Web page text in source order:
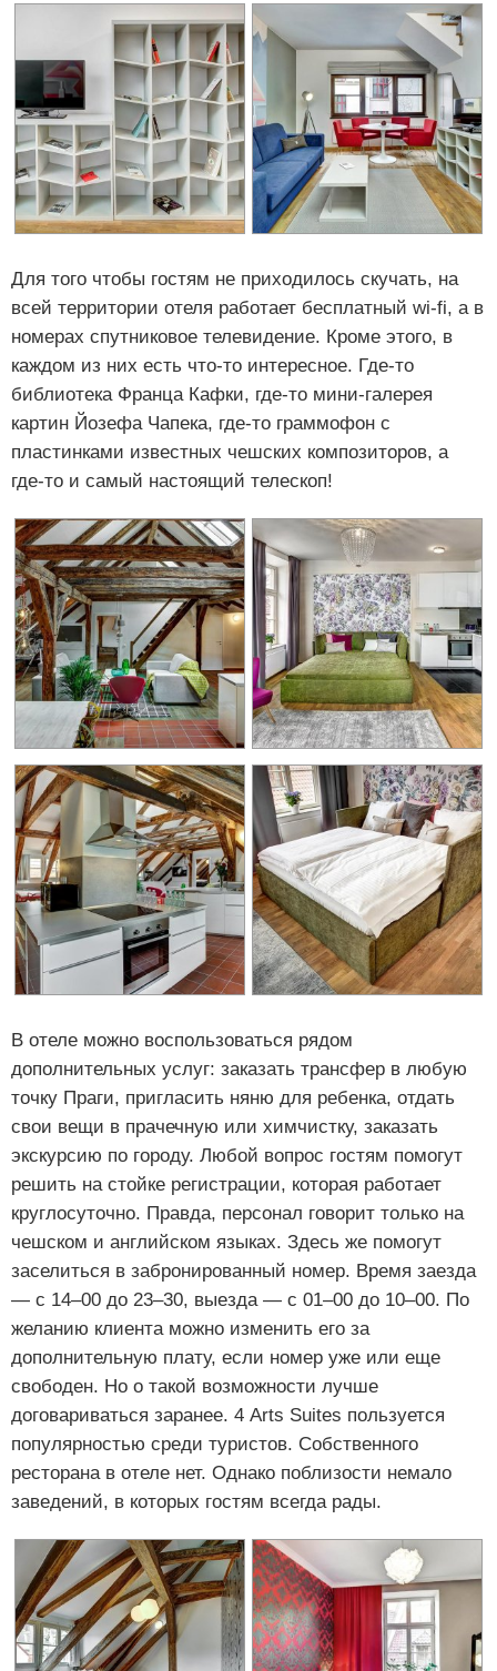
Для того чтобы гостям не приходилось скучать, на
всей территории отеля работает бесплатный wi-fi, а в
номерах спутниковое телевидение. Кроме этого, в
каждом из них есть что-то интересное. Где-то
библиотека Франца Кафки, где-то мини-галерея
картин Йозефа Чапека, где-то граммофон с
пластинками известных чешских композиторов, а
где-то и самый настоящий телескоп!
В отеле можно воспользоваться рядом
дополнительных услуг: заказать трансфер в любую
точку Праги, пригласить няню для ребенка, отдать
свои вещи в прачечную или химчистку, заказать
экскурсию по городу. Любой вопрос гостям помогут
решить на стойке регистрации, которая работает
круглосуточно. Правда, персонал говорит только на
чешском и английском языках. Здесь же помогут
заселиться в забронированный номер. Время заезда
— с 14–00 до 23–30, выезда — с 01–00 до 10–00. По
желанию клиента можно изменить его за
дополнительную плату, если номер уже или еще
свободен. Но о такой возможности лучше
договариваться заранее. 4 Arts Suites пользуется
популярностью среди туристов. Собственного
ресторана в отеле нет. Однако поблизости немало
заведений, в которых гостям всегда рады.